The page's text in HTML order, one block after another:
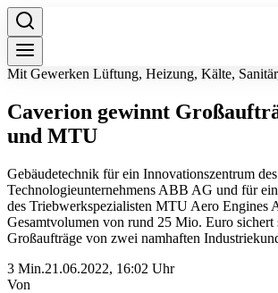
Mit Gewerken Lüftung, Heizung, Kälte,
Caverion gewinnt
und MTU
Gebäudetechnik für ein Innovationszentrum des
Technologieunternehmens ABB AG und für
des Triebwerkspezialisten MTU Aero Engines
Gesamtvolumen von rund 25 Mio. Euro sichert
Großaufträge von zwei namhaften
3 Min.21.06.2022, 16:02 Uhr
Von